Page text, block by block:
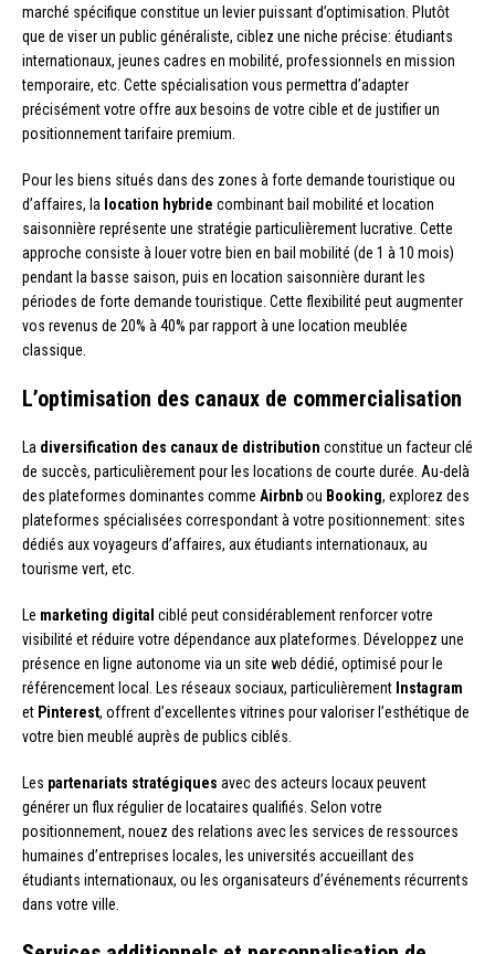
marché spécifique constitue un levier puissant d’optimisation. Plutôt
que de viser un public généraliste, ciblez une niche précise: étudiants
internationaux, jeunes cadres en mobilité, professionnels en mission
temporaire, etc. Cette spécialisation vous permettra d’adapter
précisément votre offre aux besoins de votre cible et de justifier un
positionnement tarifaire premium.
Pour les biens situés dans des zones à forte demande touristique ou
d’affaires, la location hybride combinant bail mobilité et location
saisonnière représente une stratégie particulièrement lucrative. Cette
approche consiste à louer votre bien en bail mobilité (de 1 à 10 mois)
pendant la basse saison, puis en location saisonnière durant les
périodes de forte demande touristique. Cette flexibilité peut augmenter
vos revenus de 20% à 40% par rapport à une location meublée
classique.
L’optimisation des canaux de commercialisation
La diversification des canaux de distribution constitue un facteur clé
de succès, particulièrement pour les locations de courte durée. Au-delà
des plateformes dominantes comme Airbnbou Booking, explorez des
plateformes spécialisées correspondant à votre positionnement: sites
dédiés aux voyageurs d’affaires, aux étudiants internationaux, au
tourisme vert, etc.
Le marketing digital ciblé peut considérablement renforcer votre
visibilité et réduire votre dépendance aux plateformes. Développez une
présence en ligne autonome via un site web dédié, optimisé pour le
référencement local. Les réseaux sociaux, particulièrement Instagram
et Pinterest, offrent d’excellentes vitrines pour valoriser l’esthétique de
votre bien meublé auprès de publics ciblés.
Les partenariats stratégiques avec des acteurs locaux peuvent
générer un flux régulier de locataires qualifiés. Selon votre
positionnement, nouez des relations avec les services de ressources
humaines d’entreprises locales, les universités accueillant des
étudiants internationaux, ou les organisateurs d’événements récurrents
dans votre ville.